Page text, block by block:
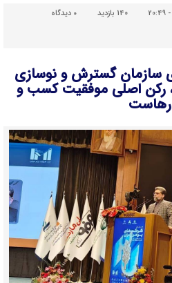
140 بازدید دیدگاه
سازمان گسترش و نوسازی
رکن اصلی موفقیت کسب و